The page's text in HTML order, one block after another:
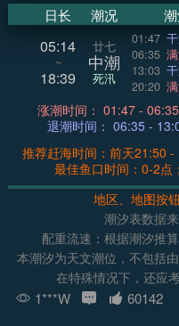
日长 潮况
05:14
~
18:39
廿七
中潮
死汛
01:47
06:35
13:03
20:20
涨潮时间：
退潮时间：
推荐赶海时间：前天21:50
最佳鱼口时间：0-2点
地区、地图按
潮汐表数据
配重流速：根据潮汐推
本潮汐为天文潮位，不包括
在特殊情况下，还应
1***W 60142